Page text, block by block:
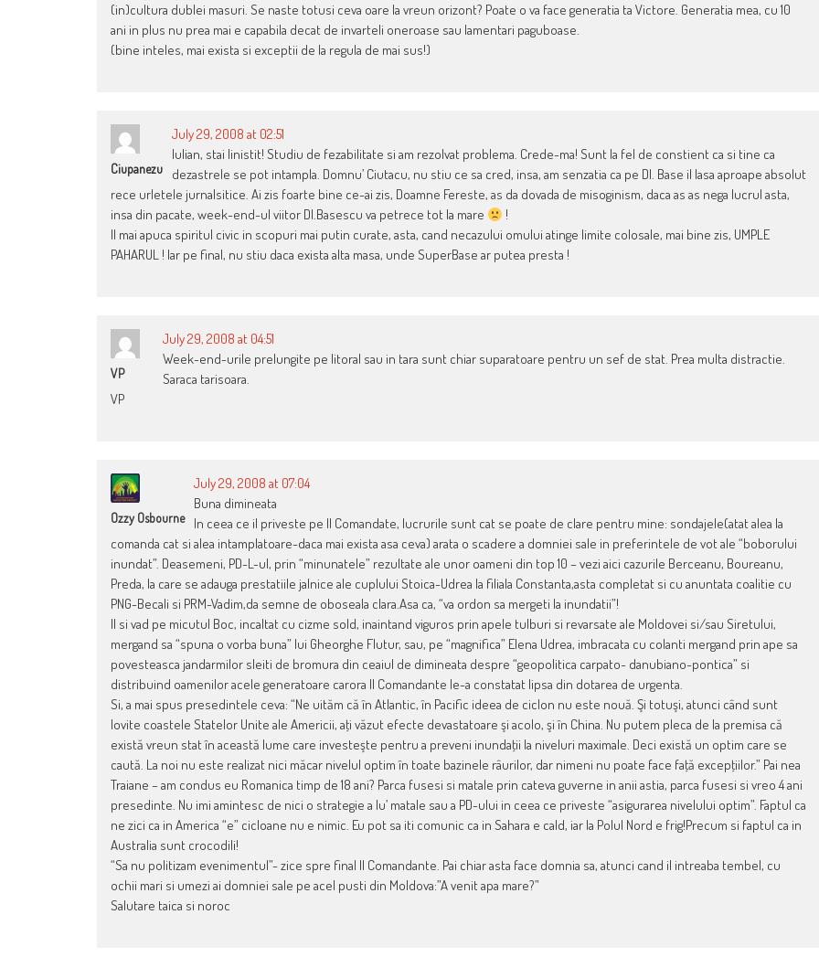
(in)cultura dublei masuri. Se naste totusi ceva oare la vreun orizont? Poate o va face generatia ta Victore. Generatia mea, cu 10
ani in plus nu prea mai e capabila decat de invarteli oneroase sau lamentari paguboase.
(bine inteles, mai exista si exceptii de la regula de mai sus!)
Ciupanezu
July 29, 2008 at 02:51
Iulian, stai linistit! Studiu de fezabilitate si am rezolvat problema. Crede-ma! Sunt la fel de constient ca si tine ca
dezastrele se pot intampla. Domnu’ Ciutacu, nu stiu ce sa cred, insa, am senzatia ca pe Dl. Base il lasa aproape absolut
rece urletele jurnalsitice. Ai zis foarte bine ce-ai zis, Doamne Fereste, as da dovada de misoginism, daca as as nega lucrul asta,
insa din pacate, week-end-ul viitor Dl.Basescu va petrece tot la mare
!
Il mai apuca spiritul civic in scopuri mai putin curate, asta, cand necazului omului atinge limite colosale, mai bine zis, UMPLE
PAHARUL ! Iar pe final, nu stiu daca exista alta masa, unde SuperBase ar putea presta !
VP
July 29, 2008 at 04:51
Week-end-urile prelungite pe litoral sau in tara sunt chiar suparatoare pentru un sef de stat. Prea multa distractie.
Saraca tarisoara.
VP
Ozzy Osbourne
July 29, 2008 at 07:04
Buna dimineata
In ceea ce il priveste pe Il Comandate, lucrurile sunt cat se poate de clare pentru mine: sondajele(atat alea la
comanda cat si alea intamplatoare-daca mai exista asa ceva) arata o scadere a domniei sale in preferintele de vot ale “boborului
inundat”. Deasemeni, PD-L-ul, prin “minunatele” rezultate ale unor oameni din top 10 – vezi aici cazurile Berceanu, Boureanu,
Preda, la care se adauga prestatiile jalnice ale cuplului Stoica-Udrea la filiala Constanta,asta completat si cu anuntata coalitie cu
PNG-Becali si PRM-Vadim,da semne de oboseala clara.Asa ca, “va ordon sa mergeti la inundatii”!
Il si vad pe micutul Boc, incaltat cu cizme sold, inaintand viguros prin apele tulburi si revarsate ale Moldovei si/sau Siretului,
mergand sa “spuna o vorba buna” lui Gheorghe Flutur, sau, pe “magnifica” Elena Udrea, imbracata cu colanti mergand prin ape sa
povesteasca jandarmilor sleiti de bromura din ceaiul de dimineata despre “geopolitica carpato- danubiano-pontica” si
distribuind oamenilor acele generatoare carora Il Comandante le-a constatat lipsa din dotarea de urgenta.
Si, a mai spus presedintele ceva: “Ne uităm că în Atlantic, în Pacific ideea de ciclon nu este nouă. Şi totuşi, atunci când sunt
lovite coastele Statelor Unite ale Americii, aţi văzut efecte devastatoare şi acolo, şi în China. Nu putem pleca de la premisa că
există vreun stat în această lume care investeşte pentru a preveni inundaţii la niveluri maximale. Deci există un optim care se
caută. La noi nu este realizat nici măcar nivelul optim în toate bazinele râurilor, dar nimeni nu poate face faţă excepţiilor.” Pai nea
Traiane – am condus eu Romanica timp de 18 ani? Parca fusesi si matale prin cateva guverne in anii astia, parca fusesi si vreo 4 ani
presedinte. Nu imi amintesc de nici o strategie a lu’ matale sau a PD-ului in ceea ce priveste “asigurarea nivelului optim”. Faptul ca
ne zici ca in America “e” cicloane nu e nimic. Eu pot sa iti comunic ca in Sahara e cald, iar la Polul Nord e frig!Precum si faptul ca in
Australia sunt crocodili!
“Sa nu politizam evenimentul”- zice spre final Il Comandante. Pai chiar asta face domnia sa, atunci cand il intreaba tembel, cu
ochii mari si umezi ai domniei sale pe acel pusti din Moldova:”A venit apa mare?”
Salutare taica si noroc